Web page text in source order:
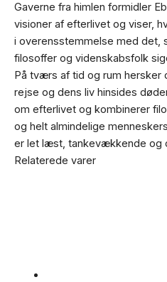
Gaverne fra himlen formidler
visioner af efterlivet og viser,
i overensstemmelse med det,
filosoffer og videnskabsfolk
På tværs af tid og rum
rejse og dens liv hinsides
om efterlivet og kombinerer
og helt almindelige
er let læst, tankevækkende og
Relaterede varer